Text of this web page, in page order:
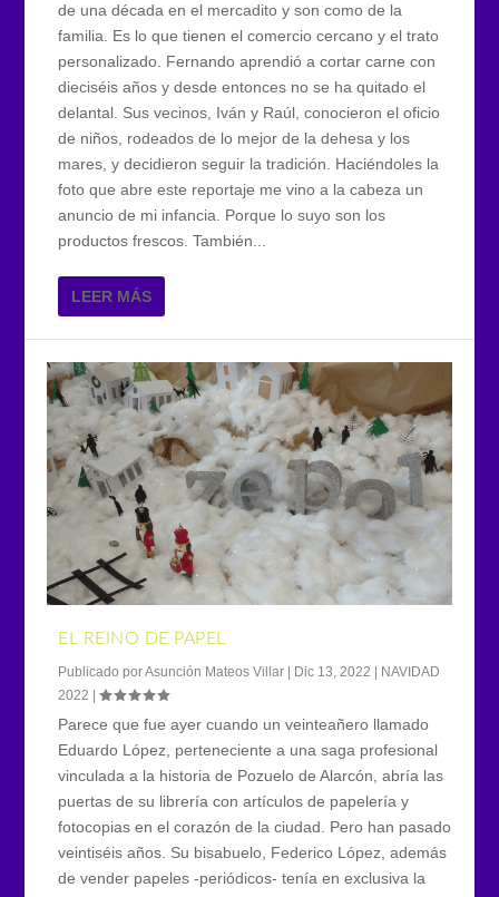
de una década en el mercadito y son como de la
familia. Es lo que tienen el comercio cercano y el trato
personalizado. Fernando aprendió a cortar carne con
dieciséis años y desde entonces no se ha quitado el
delantal. Sus vecinos, Iván y Raúl, conocieron el oficio
de niños, rodeados de lo mejor de la dehesa y los
mares, y decidieron seguir la tradición. Haciéndoles la
foto que abre este reportaje me vino a la cabeza un
anuncio de mi infancia. Porque lo suyo son los
productos frescos. También...
LEER MÁS
EL REINO DE PAPEL
Publicado porAsunción Mateos Villar Dic 13, 2022
NAVIDAD
2022
|
Parece que fue ayer cuando un veinteañero llamado
Eduardo López, perteneciente a una saga profesional
vinculada a la historia de Pozuelo de Alarcón, abría las
puertas de su librería con artículos de papelería y
fotocopias en el corazón de la ciudad. Pero han pasado
veintiséis años. Su bisabuelo, Federico López, además
de vender papeles -periódicos- tenía en exclusiva la